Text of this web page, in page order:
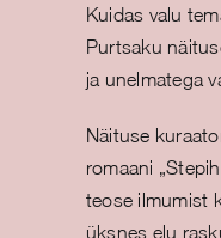
Kuidas valu
Purtsaku
ja unelmatega
Näituse
romaani
teose ilmumist
üksnes elu